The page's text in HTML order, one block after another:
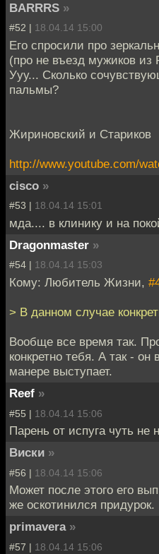
BARRRS »
#52 | 18.04.14 15:00
Его спросили про
(про не въезд мужиков из
Ууу... Сколько
пальмы?
Жириновский и Стариков
http://www.youtube.com/
cisco »
#53 | 18.04.14 15:01
мда.... в клинику и на
Dragonmaster »
#54 | 18.04.14 15:03
Кому: Любитель Жизни,
> В данном случае
Вообще все время так.
конкретно тебя. А так -
манере выступает.
Reef »
#55 | 18.04.14 15:06
Парень от испуга чуть не
Виски »
#56 | 18.04.14 15:06
Может после этого его
же оскотинился придурок.
primavera »
#57 | 18.04.14 15:06